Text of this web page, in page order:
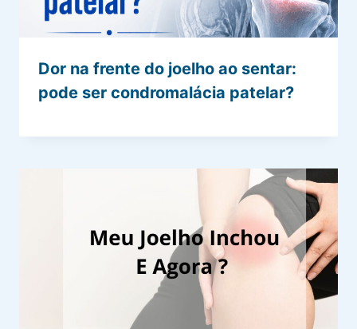
Dor na frente do joelho ao sentar:
pode ser condromalácia patelar?